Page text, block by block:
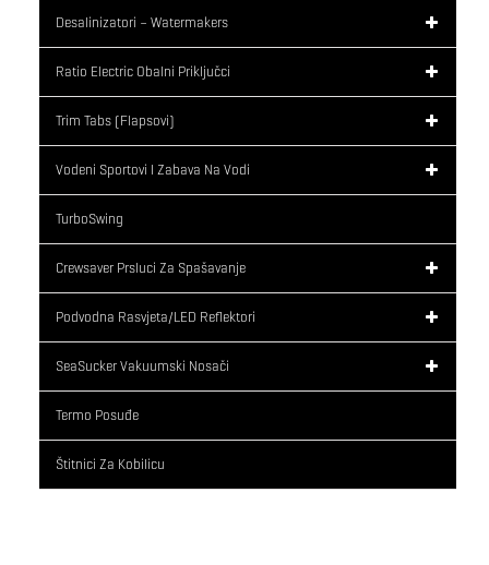
Desalinizatori – Watermakers
Ratio Electric Obalni Priključci
Trim Tabs (flapsovi)
Vodeni Sportovi I Zabava Na Vodi
TurboSwing
Crewsaver Prsluci Za Spašavanje
Podvodna Rasvjeta/LED Reflektori
SeaSucker Vakuumski Nosači
Termo Posuđe
Štitnici Za Kobilicu